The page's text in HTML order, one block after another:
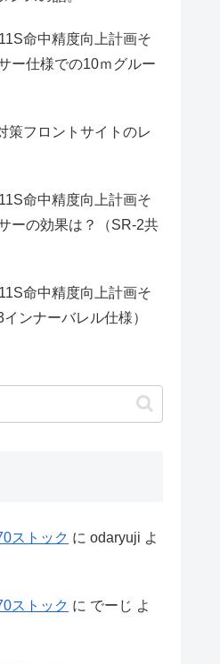
命中精度向上計画そ
ー仕様での10ｍグルー
策フロントサイトのレ
命中精度向上計画そ
ーの効果は？（SR-2共
命中精度向上計画そ
ンナーバレル仕様）
ストック に odaryuji よ
ストック に でーじ よ